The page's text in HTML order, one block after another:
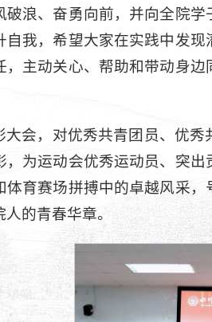
破浪、奋勇向前，并向全院
自我，希望大家在实践中发
，主动关心、帮助和带动身
大会，对优秀共青团员、优
，为运动会优秀运动员、突
体育赛场拼搏中的卓越风采
的青春华章。